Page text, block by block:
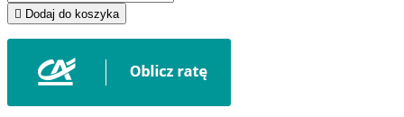
 Dodaj do koszyka